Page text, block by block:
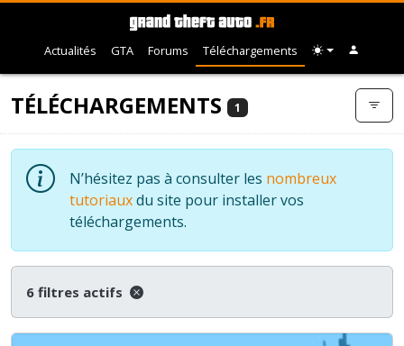
Actualités GTA Forums Téléchargements
TÉLÉCHARGEMENTS 1
N’hésitez pas à consulter les nombreux
tutoriauxdu site pour installer vos
téléchargements.
6 filtres actifs